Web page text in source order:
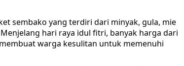
sembako yang terdiri dari minyak, gula, mie
hari raya idul fitri, banyak harga dari
warga kesulitan untuk memenuhi